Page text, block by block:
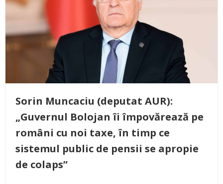
Sorin Muncaciu (deputat AUR):
„Guvernul Bolojan îi împovărează pe
români cu noi taxe, în timp ce
sistemul public de pensii se apropie
de colaps”